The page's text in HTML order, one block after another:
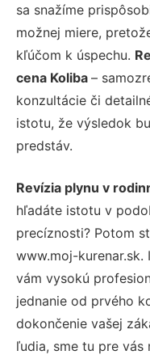
sa snažíme
možnej miere,
kľúčom k úspechu.
cena Koliba –
konzultácie či
istotu, že výsledok
predstáv.
Revízia plynu v
hľadáte istotu v
precíznosti? Potom
www.moj-kurenar.sk.
vám vysokú
jednanie od prvého
dokončenie vašej
ľudia, sme tu pre vás